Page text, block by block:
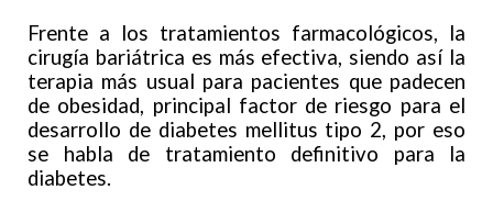
Frente a los tratamientos farmacológicos, la
cirugía bariátrica es más efectiva, siendo así la
terapia más usual para pacientes que padecen
de obesidad, principal factor de riesgo para el
desarrollo de diabetes mellitus tipo 2, por eso
se habla de tratamiento definitivo para la
diabetes.